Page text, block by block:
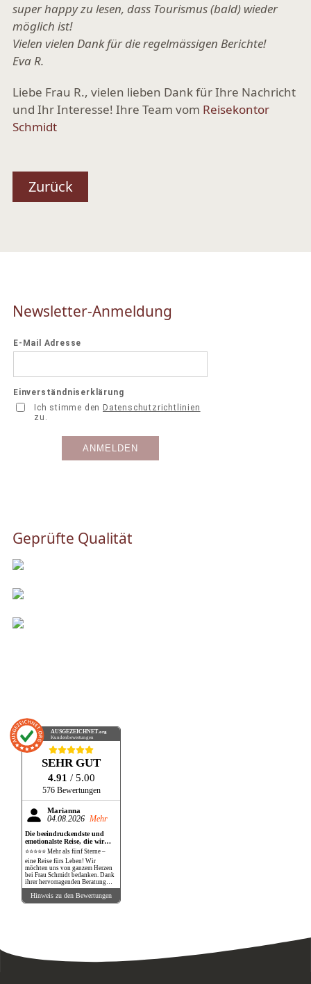
super happy zu lesen, dass Tourismus (bald) wieder
möglich ist!
Vielen vielen Dank für die regelmässigen Berichte!
Eva R.
Liebe Frau R., vielen lieben Dank für Ihre Nachricht
und Ihr Interesse! Ihre Team vom Reisekontor
Schmidt
Zurück
Newsletter-Anmeldung
Geprüfte Qualität
AUSGEZEICHNET.org
Kundenbewertungen
SEHR GUT
4.91 / 5.00
576 Bewertungen
Marianna
04.08.2026 Mehr
Die beeindruckendste und
emotionalste Reise, die wir
bisher gemacht haben!
⭐⭐⭐⭐⭐ Mehr als fünf Sterne –
eine Reise fürs Leben! Wir
möchten uns von ganzem Herzen
bei Frau Schmidt bedanken. Dank
ihrer hervorragenden Beratung
und perfekten Organisation
durften wir eine Reise erleben, die
unsere Erwartungen in jeder
unserem Fahrzeug entfernt lag,
Hinweis zu den Bewertungen